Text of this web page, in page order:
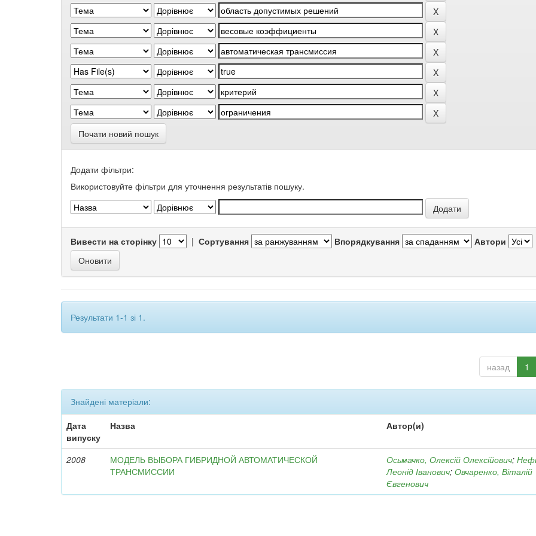
Почати новий пошук
Додати фільтри:
Використовуйте фільтри для уточнення результатів пошуку.
Вивести на сторінку | Сортування Впорядкування Автори
Результати 1-1 зі 1.
назад 1
Знайдені матеріали:
Дата
випуску
Назва Автор(и)
2008
МОДЕЛЬ ВЫБОРА ГИБРИДНОЙ АВТОМАТИЧЕСКОЙ
ТРАНСМИССИИ
Осьмачко, Олексій Олексійович;
Леонід Іванович;Овчаренко, Віталій
Євгенович